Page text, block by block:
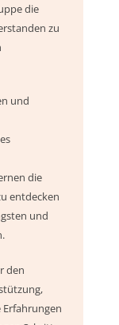
die
zu
und
die
entdecken
und
den